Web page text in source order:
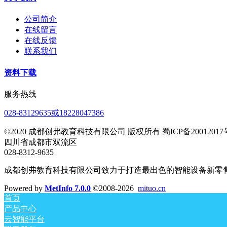
公司简介
在线留言
在线反馈
联系我们
资料下载
服务热线
028-83129635或18228047386
©2020 成都创弗教育科技有限公司 版权所有 蜀ICP备20012017
四川省成都市双流区
028-8312-9635
成都创弗教育科技有限公司致力于打造最出色的智能设备新零
Powered by MetInfo 7.0.0 ©2008-2026 mituo.cn
首页
产品中心
云智能平台